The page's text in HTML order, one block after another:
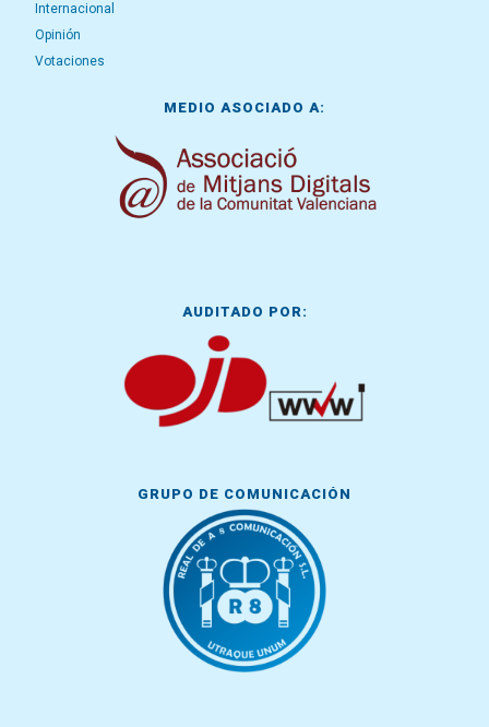
Internacional
Opinión
Votaciones
MEDIO ASOCIADO A:
AUDITADO POR:
GRUPO DE COMUNICACIÓN